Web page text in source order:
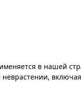
в нашей